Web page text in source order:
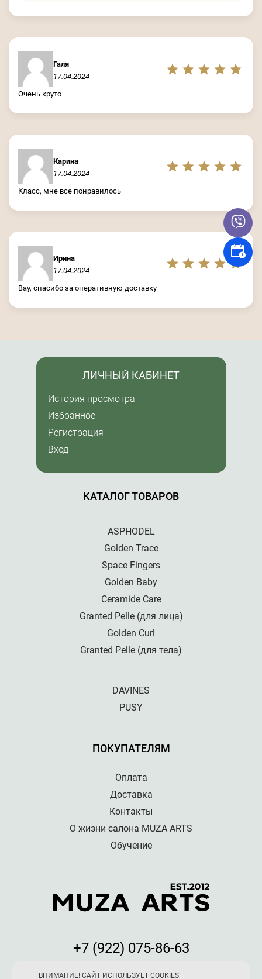
Галя
17.04.2024
Очень круто
Карина
17.04.2024
Класс, мне все понравилось
Ирина
17.04.2024
Вау, спасибо за оперативную доставку
КАТАЛОГ ТОВАРОВ
ASPHODEL
Golden Trace
Space Fingers
Golden Baby
Ceramide Care
Granted Pelle (для лица)
Golden Curl
Granted Pelle (для тела)
DAVINES
PUSY
ПОКУПАТЕЛЯМ
Оплата
Доставка
Контакты
О жизни салона MUZA ARTS
Обучение
ЛИЧНЫЙ КАБИНЕТ
История просмотра
Избранное
Регистрация
Вход
+7 (922) 075-86-63
Мы принимаем к оплате:
ВНИМАНИЕ! САЙТ ИСПОЛЬЗУЕТ COOKIES